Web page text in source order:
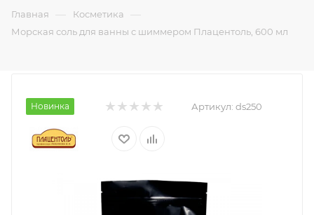
Главная — Косметика —
Морская соль для ванны с шиммером Плацентоль, 600 мл
Новинка Артикул: ds250